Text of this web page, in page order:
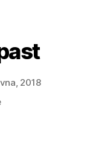
2018
u